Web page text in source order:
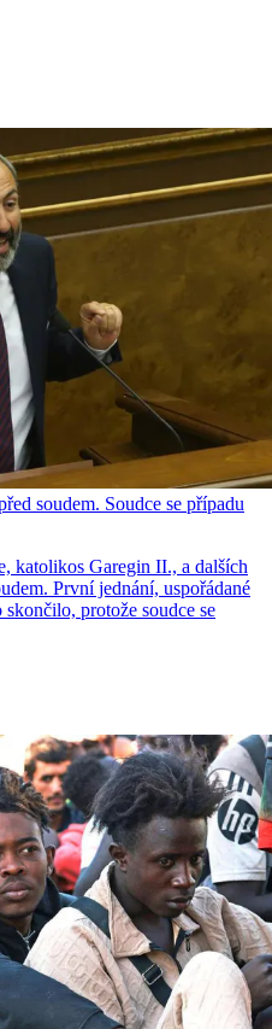
soudem. Soudce se případu
katolikos Garegin II., a dalších
První jednání, uspořádané
protože soudce se